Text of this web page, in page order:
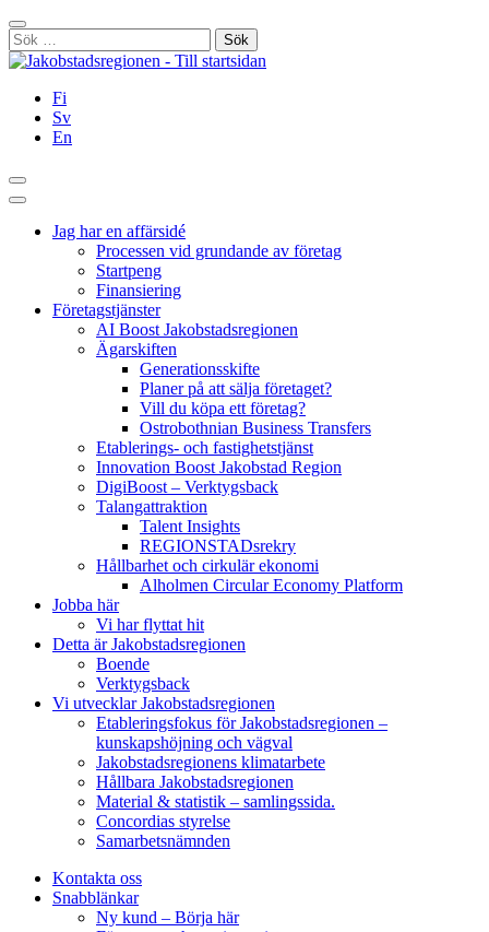
Hoppa
till
innehållet
Stäng
Sök
efter:
Fi
Sv
En
Sök
Huvudmeny
Jag har en affärsidé
Processen vid grundande av företag
Startpeng
Finansiering
Företagstjänster
AI Boost Jakobstadsregionen
Ägarskiften
Generationsskifte
Planer på att sälja företaget?
Vill du köpa ett företag?
Ostrobothnian Business Transfers
Etablerings- och fastighetstjänst
Innovation Boost Jakobstad Region
DigiBoost – Verktygsback
Talangattraktion
Talent Insights
REGIONSTADsrekry
Hållbarhet och cirkulär ekonomi
Alholmen Circular Economy Platform
Jobba här
Vi har flyttat hit
Detta är Jakobstadsregionen
Boende
Verktygsback
Vi utvecklar Jakobstadsregionen
Etableringsfokus för Jakobstadsregionen –
kunskapshöjning och vägval
Jakobstadsregionens klimatarbete
Hållbara Jakobstadsregionen
Material & statistik – samlingssida.
Concordias styrelse
Samarbetsnämnden
Kontakta oss
Snabblänkar
Ny kund – Börja här